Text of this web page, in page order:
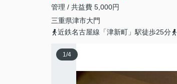
管理 / 共益費 5,000円
三重県津市大門
近鉄名古屋線「津新町」駅徒歩25分
1/4